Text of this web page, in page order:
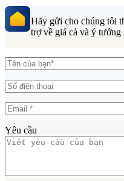
Hãy gửi cho chúng tôi
trợ về giá cả và ý tưởng
Yêu cầu